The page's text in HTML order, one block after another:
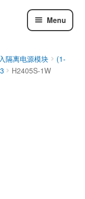
Menu
隔离电源模块
(1-
H2405S-1W